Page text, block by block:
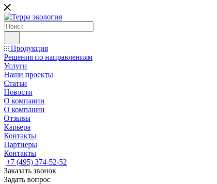
Продукция
Решения по направлениям
Услуги
Наши проекты
Статьи
Новости
О компании
О компании
Отзывы
Карьера
Контакты
Партнеры
Контакты
+7 (495) 374-52-52
Заказать звонок
Задать вопрос